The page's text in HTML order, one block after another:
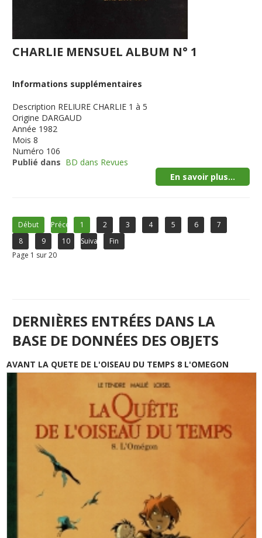
CHARLIE MENSUEL ALBUM N° 1
Informations supplémentaires
Description RELIURE CHARLIE 1 à 5
Origine DARGAUD
Année 1982
Mois 8
Numéro 106
Publié dans BD dans Revues
En savoir plus...
Début Précédent1 2 3 4 5 6
7
8
9 10 Suivant
Fin
Page 1 sur 20
DERNIÈRES ENTRÉES DANS LA
BASE DE DONNÉES DES OBJETS
AVANT LA QUETE DE L'OISEAU DU TEMPS 8 L'OMEGON